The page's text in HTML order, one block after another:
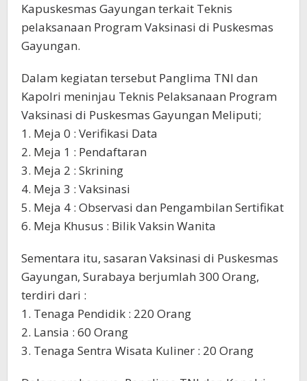
Kapuskesmas Gayungan terkait Teknis
pelaksanaan Program Vaksinasi di Puskesmas
Gayungan.
Dalam kegiatan tersebut Panglima TNI dan
Kapolri meninjau Teknis Pelaksanaan Program
Vaksinasi di Puskesmas Gayungan Meliputi;
1. Meja 0 : Verifikasi Data
2. Meja 1 : Pendaftaran
3. Meja 2 : Skrining
4. Meja 3 : Vaksinasi
5. Meja 4 : Observasi dan Pengambilan Sertifikat
6. Meja Khusus : Bilik Vaksin Wanita
Sementara itu, sasaran Vaksinasi di Puskesmas
Gayungan, Surabaya berjumlah 300 Orang,
terdiri dari :
1. Tenaga Pendidik : 220 Orang
2. Lansia : 60 Orang
3. Tenaga Sentra Wisata Kuliner : 20 Orang